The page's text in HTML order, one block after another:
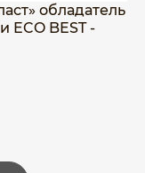
обладатель
ECO BEST -